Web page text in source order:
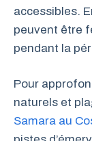
accessibles.
peuvent être
pendant la
Pour
naturels et
Samara au